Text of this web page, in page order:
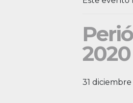
2020
31